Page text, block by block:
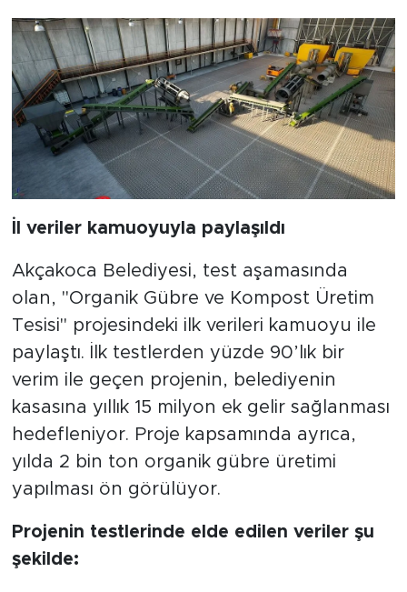
İl veriler kamuoyuyla paylaşıldı
Akçakoca Belediyesi, test aşamasında
olan, "Organik Gübre ve Kompost Üretim
Tesisi" projesindeki ilk verileri kamuoyu ile
paylaştı. İlk testlerden yüzde 90’lık bir
verim ile geçen projenin, belediyenin
kasasına yıllık 15 milyon ek gelir sağlanması
hedefleniyor. Proje kapsamında ayrıca,
yılda 2 bin ton organik gübre üretimi
yapılması ön görülüyor.
Projenin testlerinde elde edilen veriler şu
şekilde: